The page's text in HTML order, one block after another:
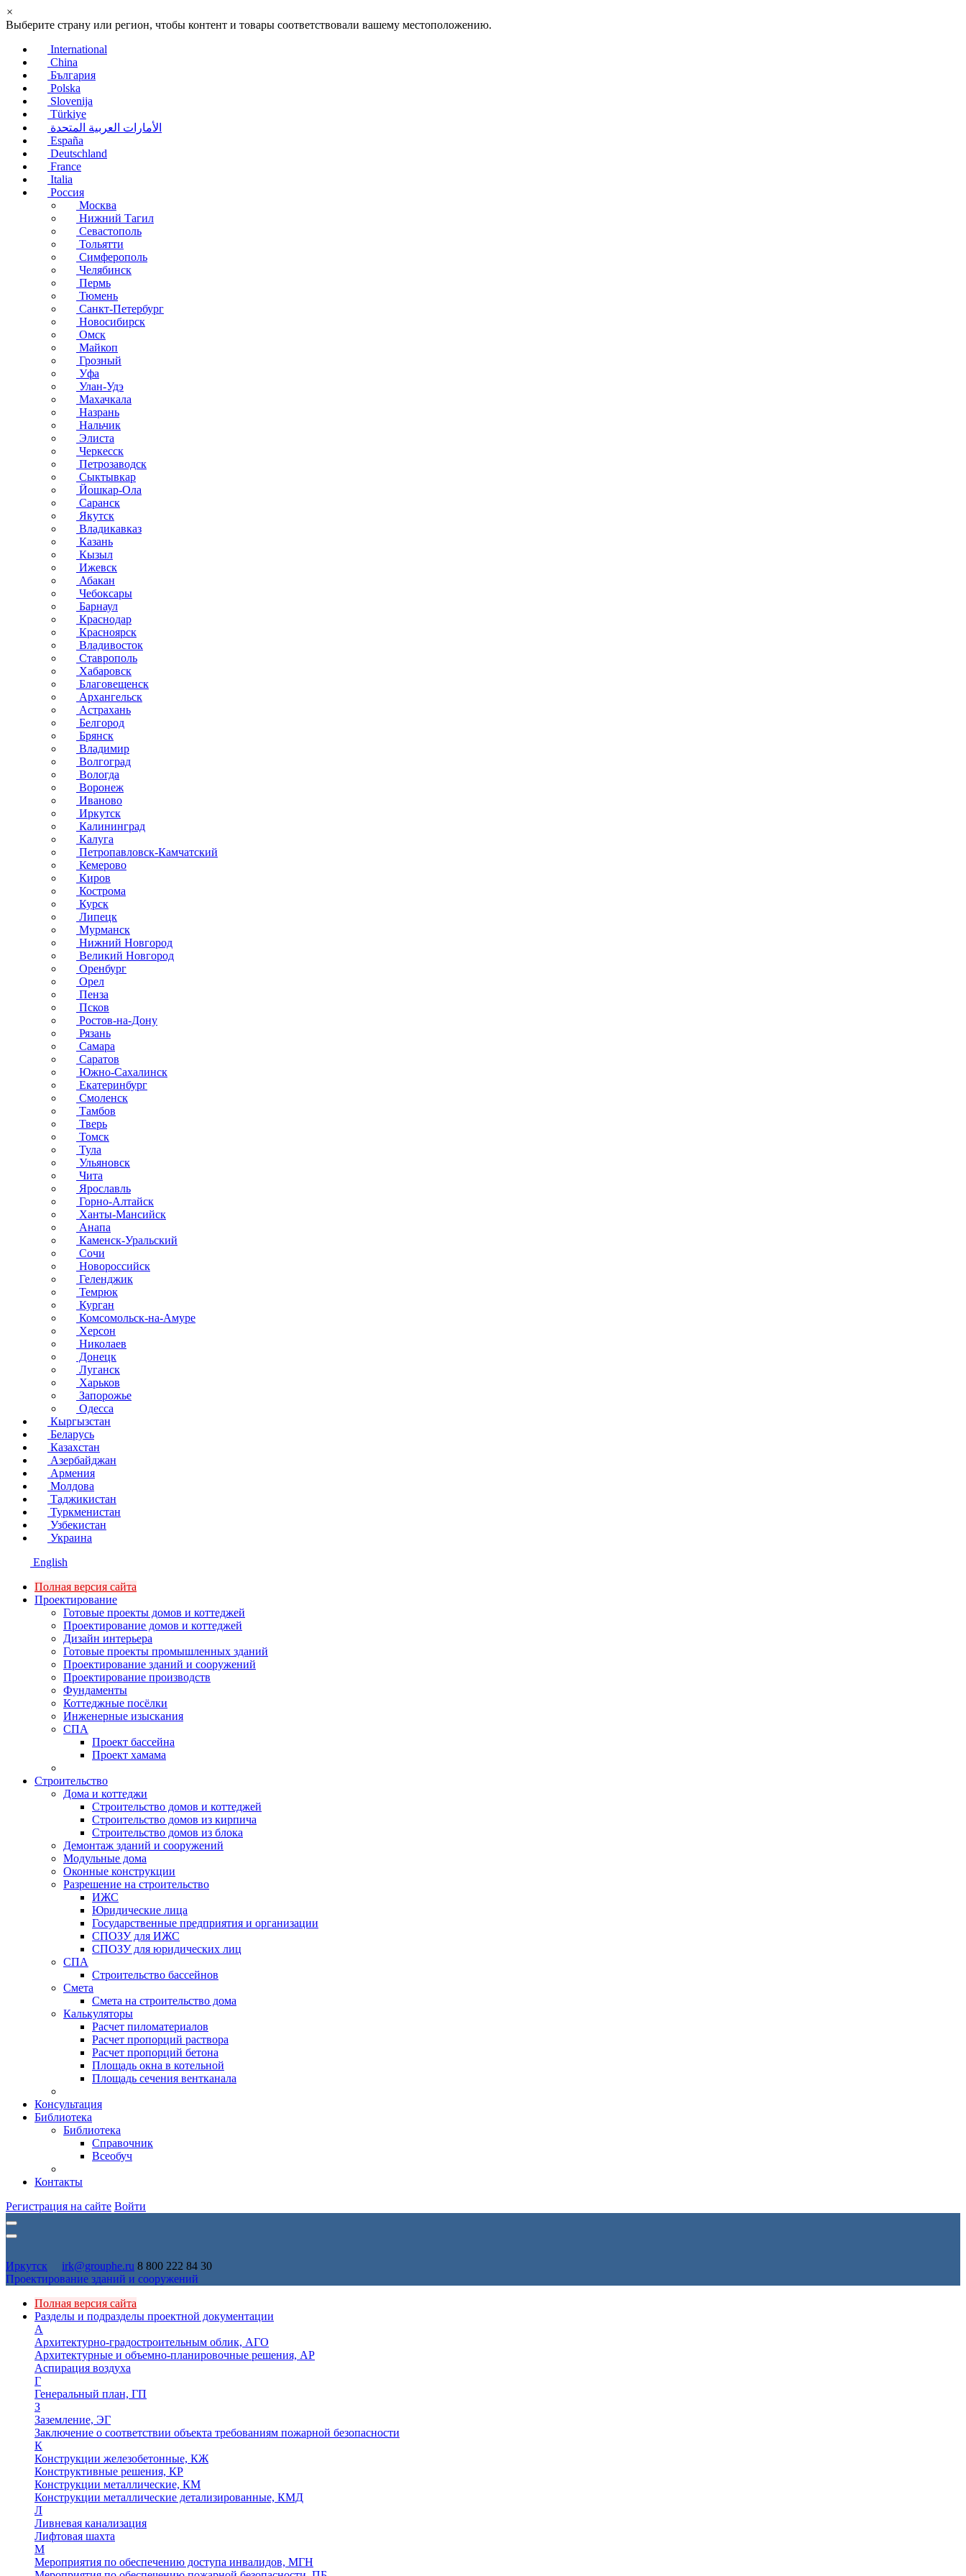
×
Выберите страну или регион, чтобы контент и товары соответствовали вашему местоположению.
International
China
България
Polska
Slovenija
Türkiye
الأمارات العربية المتحدة
España
Deutschland
France
Italia
Россия
Москва
Нижний Тагил
Севастополь
Тольятти
Симферополь
Челябинск
Пермь
Тюмень
Санкт-Петербург
Новосибирск
Омск
Майкоп
Грозный
Уфа
Улан-Удэ
Махачкала
Назрань
Нальчик
Элиста
Черкесск
Петрозаводск
Сыктывкар
Йошкар-Ола
Саранск
Якутск
Владикавказ
Казань
Кызыл
Ижевск
Абакан
Чебоксары
Барнаул
Краснодар
Красноярск
Владивосток
Ставрополь
Хабаровск
Благовещенск
Архангельск
Астрахань
Белгород
Брянск
Владимир
Волгоград
Вологда
Воронеж
Иваново
Иркутск
Калининград
Калуга
Петропавловск-Камчатский
Кемерово
Киров
Кострома
Курск
Липецк
Мурманск
Нижний Новгород
Великий Новгород
Оренбург
Орел
Пенза
Псков
Ростов-на-Дону
Рязань
Самара
Саратов
Южно-Сахалинск
Екатеринбург
Смоленск
Тамбов
Тверь
Томск
Тула
Ульяновск
Чита
Ярославль
Горно-Алтайск
Ханты-Мансийск
Анапа
Каменск-Уральский
Сочи
Новороссийск
Геленджик
Темрюк
Курган
Комсомольск-на-Амуре
Херсон
Николаев
Донецк
Луганск
Харьков
Запорожье
Одесса
Кыргызстан
Беларусь
Казахстан
Азербайджан
Армения
Молдова
Таджикистан
Туркменистан
Узбекистан
Украина
English
Полная версия сайта
Проектирование
Готовые проекты домов и коттеджей
Проектирование домов и коттеджей
Дизайн интерьера
Готовые проекты промышленных зданий
Проектирование зданий и сооружений
Проектирование производств
Фундаменты
Коттеджные посёлки
Инженерные изыскания
СПА
Проект бассейна
Проект хамама
Строительство
Дома и коттеджи
Строительство домов и коттеджей
Строительство домов из кирпича
Строительство домов из блока
Демонтаж зданий и сооружений
Модульные дома
Оконные конструкции
Разрешение на строительство
ИЖС
Юридические лица
Государственные предприятия и организации
СПОЗУ для ИЖС
СПОЗУ для юридических лиц
СПА
Строительство бассейнов
Смета
Смета на строительство дома
Калькуляторы
Расчет пиломатериалов
Расчет пропорций раствора
Расчет пропорций бетона
Площадь окна в котельной
Площадь сечения вентканала
Консультация
Библиотека
Библиотека
Справочник
Всеобуч
Контакты
Регистрация на сайте Войти
Иркутск irk@grouphe.ru 8 800 222 84 30
Проектирование зданий и сооружений
Полная версия сайта
Разделы и подразделы проектной документации
А
Архитектурно-градостроительным облик, АГО
Архитектурные и объемно-планировочные решения, АР
Аспирация воздуха
Г
Генеральный план, ГП
З
Заземление, ЭГ
Заключение о соответствии объекта требованиям пожарной безопасности
К
Конструкции железобетонные, КЖ
Конструктивные решения, КР
Конструкции металлические, КМ
Конструкции металлические детализированные, КМД
Л
Ливневая канализация
Лифтовая шахта
М
Мероприятия по обеспечению доступа инвалидов, МГН